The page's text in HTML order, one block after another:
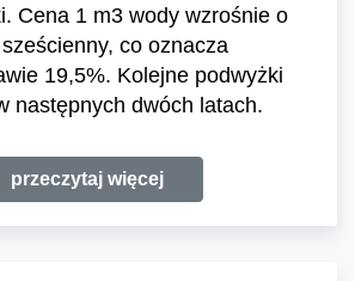
Cena 1 m3 wody wzrośnie o
co oznacza
19,5%. Kolejne podwyżki
następnych dwóch latach.
przeczytaj więcej